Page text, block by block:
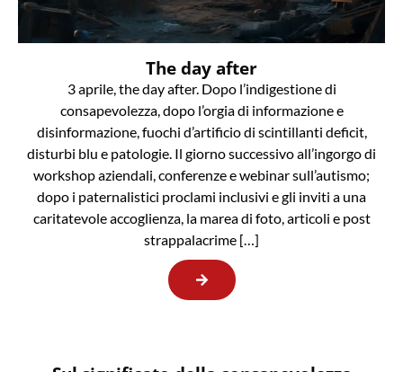
The day after
3 aprile, the day after. Dopo l’indigestione di
consapevolezza, dopo l’orgia di informazione e
disinformazione, fuochi d’artificio di scintillanti deficit,
disturbi blu e patologie. Il giorno successivo all’ingorgo di
workshop aziendali, conferenze e webinar sull’autismo;
dopo i paternalistici proclami inclusivi e gli inviti a una
caritatevole accoglienza, la marea di foto, articoli e post
strappalacrime […]